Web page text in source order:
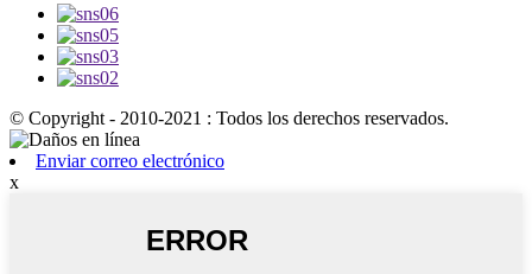
© Copyright - 2010-2021 : Todos los derechos reservados.
Enviar correo electrónico
x